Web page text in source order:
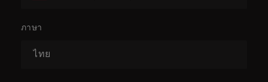
ภาษา
ไทย